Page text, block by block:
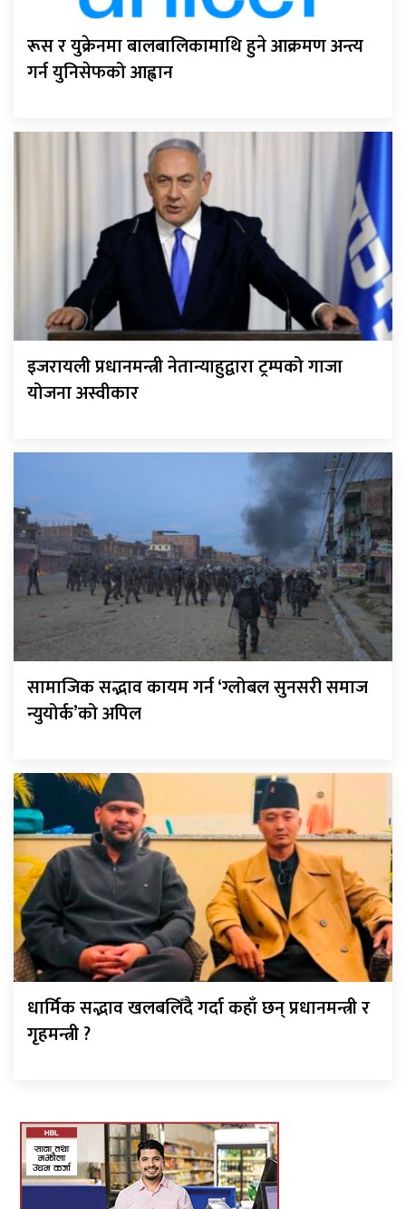
रूस र युक्रेनमा बालबालिकामाथि हुने आक्रमण अन्त्य
गर्न युनिसेफको आह्वान
इजरायली प्रधानमन्त्री नेतान्याहुद्वारा ट्रम्पको गाजा
योजना अस्वीकार
सामाजिक सद्भाव कायम गर्न ‘ग्लोबल सुनसरी समाज
न्युयोर्क’को अपिल
धार्मिक सद्भाव खलबलिँदै गर्दा कहाँ छन् प्रधानमन्त्री र
गृहमन्त्री ?